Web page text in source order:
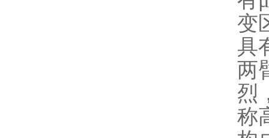
变
具
两
烈
称